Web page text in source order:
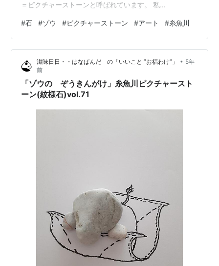
＝ピクチャーストーンと呼ばれています。 私
ま”（無加工）に、 そこから広がるイマジネーション（想
像）の世界を、 ”石の外”に表現（創造）して、 両者を併
せた「ピクチャーストーンアート」を制作しています。
写真のように、 石を、「石から広がる”想像の先”を描い
た紙」の上に置いて、 「石を作った地球」と「描いた
私」で合作（collab…
#石 #ゾウ #ピクチャーストーン #アート #糸魚川
滋味日日・・はなぱんだ の「いいこと ”お福わけ”」 • 5年
前
「ゾウの ぞうきんがけ」糸魚川ピクチャースト
ーン(紋様石)vol.71